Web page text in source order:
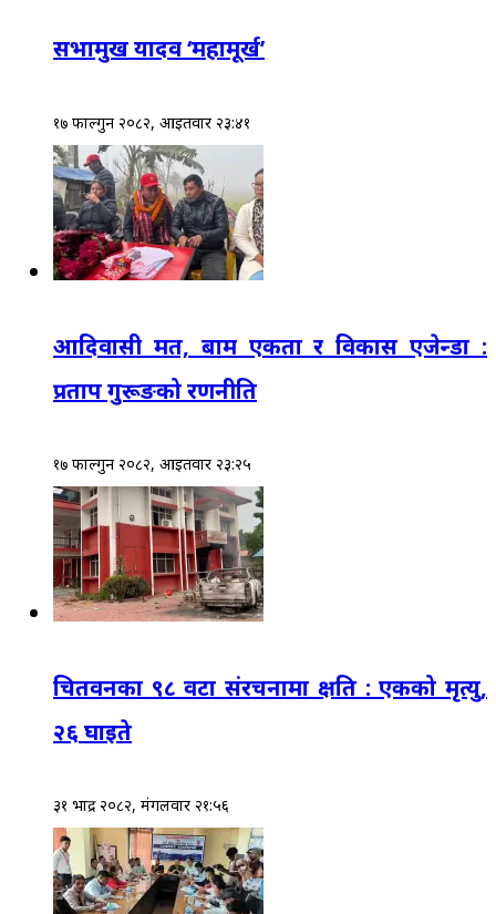
सभामुख यादव ‘महामूर्ख’
१७ फाल्गुन २०८२, आईतवार २३:४१
आदिवासी मत, बाम एकता र विकास एजेन्डा :
प्रताप गुरूङको रणनीति
१७ फाल्गुन २०८२, आईतवार २३:२५
चितवनका ९८ वटा संरचनामा क्षति : एकको मृत्यु,
२६ घाइते
३१ भाद्र २०८२, मंगलवार २१:५६